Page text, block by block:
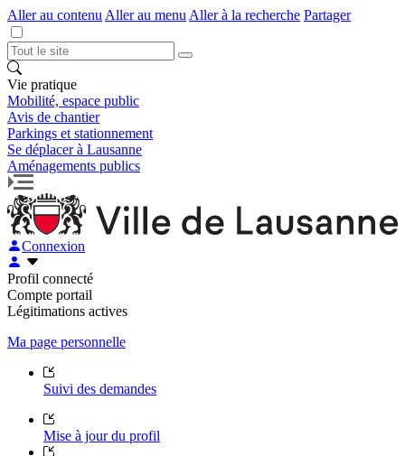
Aller au contenu Aller au menu Aller à la recherche Partager
Vie pratique
Mobilité, espace public
Avis de chantier
Parkings et stationnement
Se déplacer à Lausanne
Aménagements publics
Connexion
Profil connecté
Compte portail
Légitimations actives
Ma page personnelle
Suivi des demandes
Mise à jour du profil